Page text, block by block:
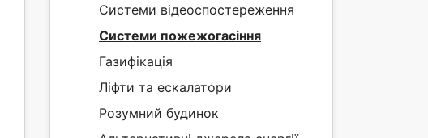
Системи відеоспостереження
Системи пожежогасіння
Газифікація
Ліфти та ескалатори
Розумний будинок